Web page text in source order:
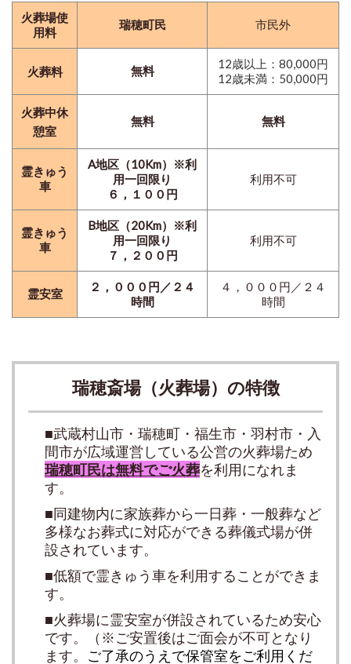
火葬場使
用料
瑞穂町民 市民外
火葬料 無料
12歳以上：80,000円
12歳未満：50,000円
火葬中休
憩室
無料 無料
霊きゅう
車
A地区（10Km）※利
用一回限り
６，１００円
利用不可
霊きゅう
車
B地区（20Km）※利
用一回限り
７，２００円
利用不可
霊安室
２，０００円／２４
時間
４，０００円／２４
時間
瑞穂斎場（火葬場）の特徴
■武蔵村山市・瑞穂町・福生市・羽村市・入
間市が広域運営している公営の火葬場ため
瑞穂町民は無料でご火葬を利用になれま
す。
■同建物内に家族葬から一日葬・一般葬など
多様なお葬式に対応ができる葬儀式場が併
設されています。
■低額で霊きゅう車を利用することができま
す。
■火葬場に霊安室が併設されているため安心
です。
（※ご安置後はご面会が不可となり
ます。
ご了承のうえで保管室をご利用くだ